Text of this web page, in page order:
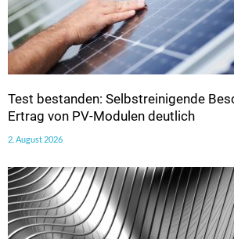
Test bestanden: Selbstreinigende
Ertrag von PV-Modulen deutlich
2. August 2026